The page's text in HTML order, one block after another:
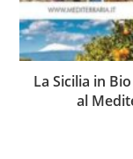
La Sicilia in
al